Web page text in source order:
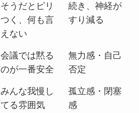
そうだとピリ
つく、何も言
えない
続き、神経が
すり減る
会議では黙る
のが一番安全
無力感・自己
否定
みんな我慢し
てる雰囲気
孤立感・閉塞
感